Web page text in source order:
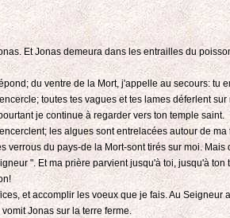
Et Jonas demeura dans les entrailles du
du ventre de la Mort, j'appelle au secours: tu
toutes tes vagues et tes lames déferlent sur
je continue à regarder vers ton temple saint.
les algues sont entrelacées autour de ma
du pays-de la Mort-sont tirés sur moi.
". Et ma prière parvient jusqu'à toi, jusqu'à ton
et accomplir les voeux que je fais. Au Seigneur
Jonas sur la terre ferme.